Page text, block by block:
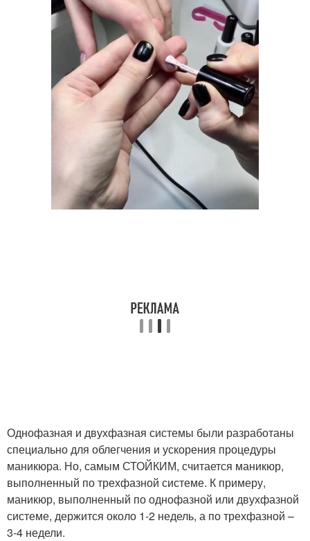
Однофазная и двухфазная системы были разработаны
специально для облегчения и ускорения процедуры
маникюра. Но, самым СТОЙКИМ, считается маникюр,
выполненный по трехфазной системе. К примеру,
маникюр, выполненный по однофазной или двухфазной
системе, держится около 1-2 недель, а по трехфазной –
3-4 недели.